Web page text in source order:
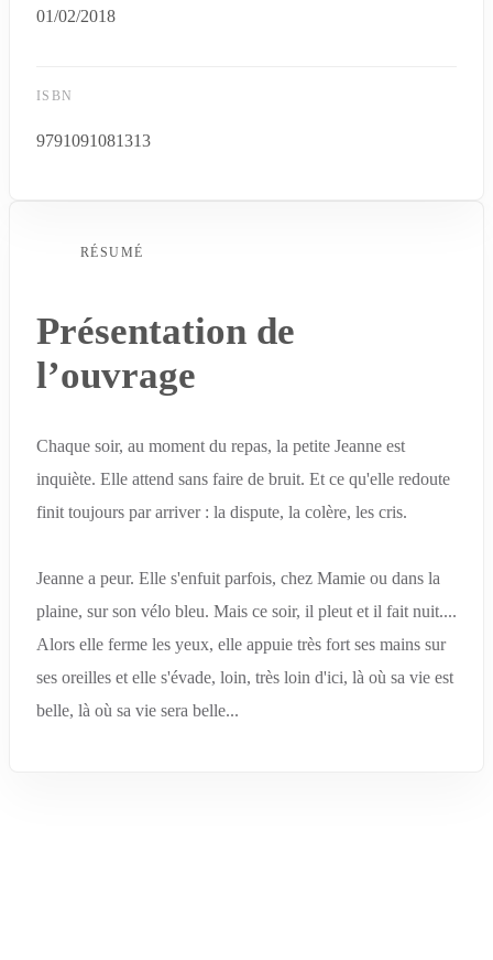
01/02/2018
ISBN
9791091081313
RÉSUMÉ
Présentation de
l’ouvrage
Chaque soir, au moment du repas, la petite Jeanne est
inquiète. Elle attend sans faire de bruit. Et ce qu'elle redoute
finit toujours par arriver : la dispute, la colère, les cris.
Jeanne a peur. Elle s'enfuit parfois, chez Mamie ou dans la
plaine, sur son vélo bleu. Mais ce soir, il pleut et il fait nuit....
Alors elle ferme les yeux, elle appuie très fort ses mains sur
ses oreilles et elle s'évade, loin, très loin d'ici, là où sa vie est
belle, là où sa vie sera belle...